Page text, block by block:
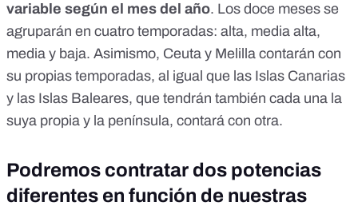
variable según el mes del año. Los doce meses se
agruparán en cuatro temporadas: alta, media alta,
media y baja. Asimismo, Ceuta y Melilla contarán con
su propias temporadas, al igual que las Islas Canarias
y las Islas Baleares, que tendrán también cada una la
suya propia y la península, contará con otra.
Podremos contratar dos potencias
diferentes en función de nuestras